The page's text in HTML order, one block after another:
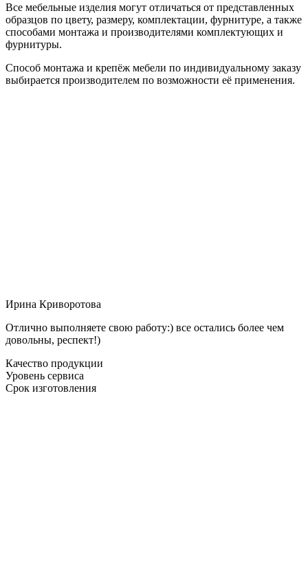
Все мебельные изделия могут отличаться от представленных
образцов по цвету, размеру, комплектации, фурнитуре, а также
способами монтажа и производителями комплектующих и
фурнитуры.
Способ монтажа и крепёж мебели по индивидуальному заказу
выбирается производителем по возможности её применения.
Ирина Криворотова
Отлично выполняете свою работу:) все остались более чем
довольны, респект!)
Качество продукции
Уровень сервиса
Срок изготовления